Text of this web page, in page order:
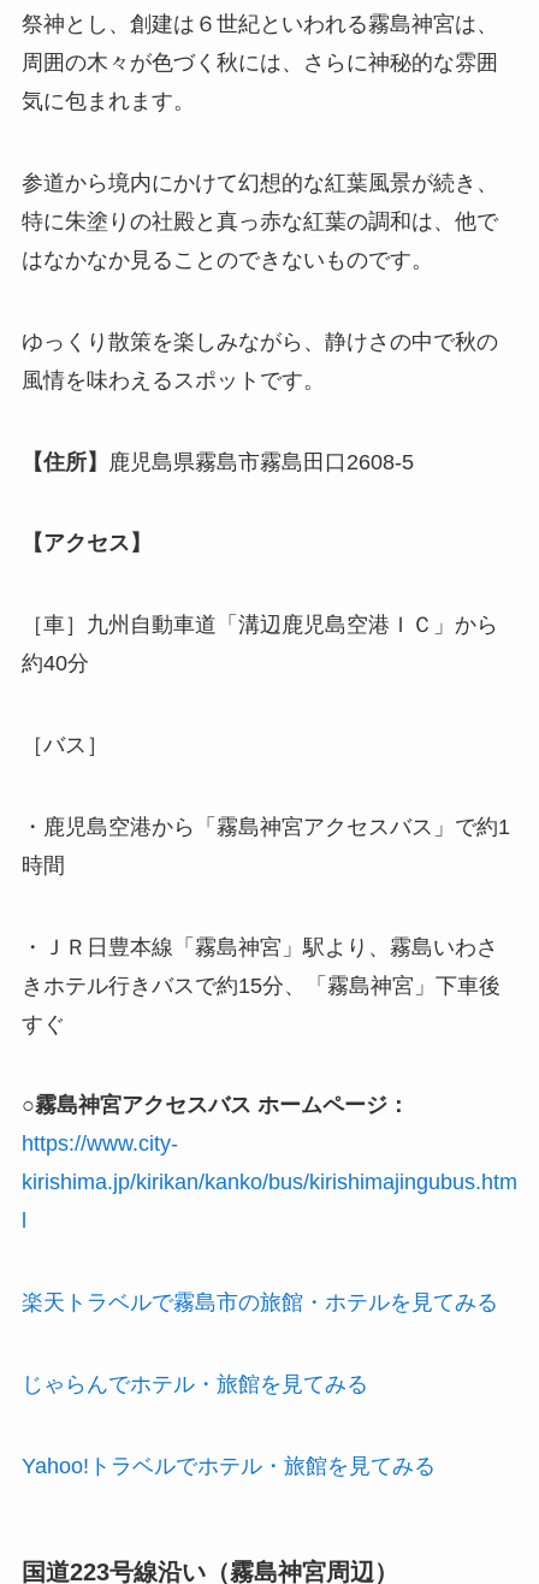
祭神とし、創建は６世紀といわれる霧島神宮は、
周囲の木々が色づく秋には、さらに神秘的な雰囲
気に包まれます。
参道から境内にかけて幻想的な紅葉風景が続き、
特に朱塗りの社殿と真っ赤な紅葉の調和は、他で
はなかなか見ることのできないものです。
ゆっくり散策を楽しみながら、静けさの中で秋の
風情を味わえるスポットです。
【住所】 鹿児島県霧島市霧島田口2608-5
【アクセス】
［車］九州自動車道「溝辺鹿児島空港ＩＣ」から
約40分
［バス］
・鹿児島空港から「霧島神宮アクセスバス」で約1
時間
・ＪＲ日豊本線「霧島神宮」駅より、霧島いわさ
きホテル行きバスで約15分、「霧島神宮」下車後
すぐ
○霧島神宮アクセスバス ホームページ：
https://www.city-
kirishima.jp/kirikan/kanko/bus/kirishimajingubus.htm
楽天トラベルで霧島市の旅館・ホテルを見てみる
じゃらんでホテル・旅館を見てみる
Yahoo!トラベルでホテル・旅館を見てみる
国道223号線沿い（霧島神宮周辺）